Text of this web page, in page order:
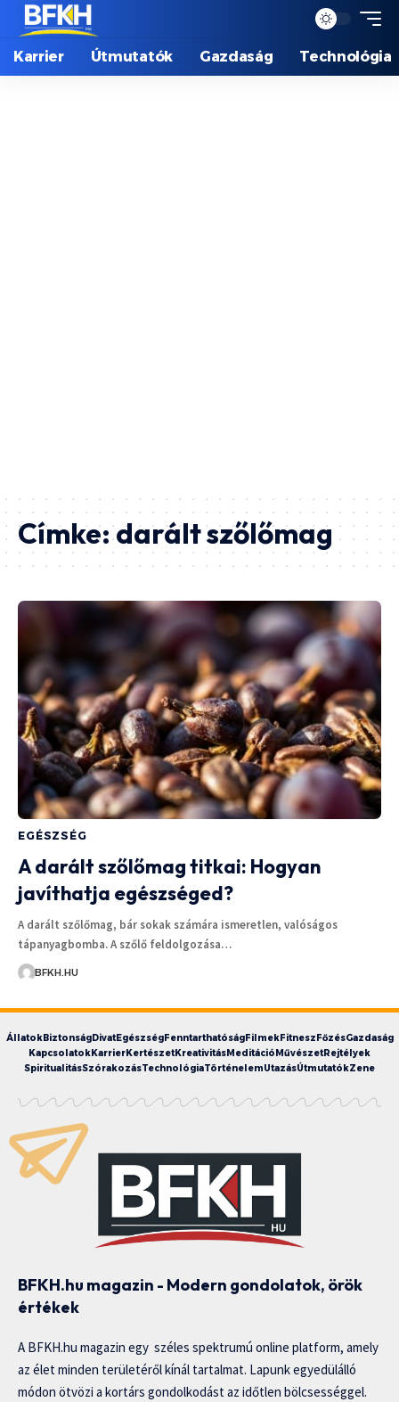
Karrier Útmutatók Gazdaság Technológia
Címke:darált szőlőmag
EGÉSZSÉG
A darált szőlőmag titkai: Hogyan
javíthatja egészséged?
A darált szőlőmag, bár sokak számára ismeretlen, valóságos
tápanyagbomba. A szőlő feldolgozása…
BFKH.HU
ÁllatokBiztonságDivatEgészségFenntarthatóságFilmekFitneszFőzésGazdaság
KapcsolatokKarrierKertészetKreativitásMeditációMűvészetRejtélyek
SpiritualitásSzórakozásTechnológiaTörténelemUtazásÚtmutatókZene
BFKH.hu magazin - Modern gondolatok, örök
értékek
A BFKH.hu magazin egy széles spektrumú online platform, amely
az élet minden területéről kínál tartalmat. Lapunk egyedülálló
módon ötvözi a kortárs gondolkodást az időtlen bölcsességgel.